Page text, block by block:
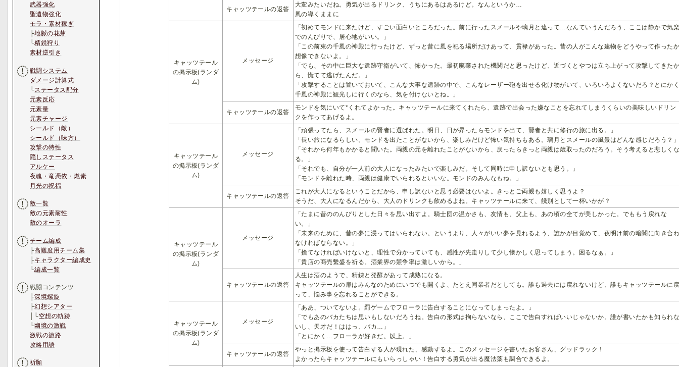
キャッツテールの返答
大変みたいだね。勇気が出るドリンク、うちにあるはあるけど。なんというか…
風の導くままに
キャッツテール
の掲示板(ランダ
ム)
メッセージ
「初めてモンドに来たけど、すごい面白いところだった。前に行ったスメールや璃月と違って…なんていうんだろう、ここは静かで気
でのんびりで、居心地がいい。」
「この前東の千風の神殿に行ったけど、ずっと昔に風を祀る場所だけあって、貫禄があった。昔の人がこんな建物をどうやって作った
想像できないよ。」
「でも、その中に巨大な遺跡守衛がいて、怖かった。最初廃棄された機関だと思ったけど、近づくとやつは立ち上がって攻撃してきた
ら、慌てて逃げたんだ。」
「攻撃することは置いておいて、こんな大事な遺跡の中で、こんなレーザー砲を出せる化け物がいて、いろいろよくないだろ？とにか
千風の神殿に観光しに行くのなら、気を付けないとね。」
キャッツテールの返答
モンドを気にいて*くれてよかった。キャッツテールに来てくれたら、遺跡で出会った嫌なことを忘れてしまうくらいの美味しいドリン
クを作ってあげるよ。
キャッツテール
の掲示板(ランダ
ム)
メッセージ
「頑張ってたら、スメールの賢者に選ばれた。明日、日が昇ったらモンドを出て、賢者と共に修行の旅に出る。」
「長い旅になるらしい。モンドを出たことがないから、楽しみだけど怖い気持ちもある。璃月とスメールの風景はどんな感じだろう？
「それから何年もかかると聞いた。両親の元を離れたことがないから、戻ったらきっと両親は歳取ったのだろう。そう考えると悲しく
る。」
「それでも、自分が一人前の大人になったみたいで楽しみだ。そして同時に申し訳ないとも思う。」
「モンドを離れた時、両親は健康でいられるといいな。モンドのみんなもね。」
キャッツテールの返答
これが大人になるということだから、申し訳ないと思う必要はないよ。きっとご両親も嬉しく思うよ？
そうだ、大人になるんだから、大人のドリンクも飲めるよね。キャッツテールに来て、餞別として一杯いかが？
キャッツテール
の掲示板(ランダ
ム)
メッセージ
「たまに昔ののんびりとした日々を思い出すよ。騎士団の温かさも、友情も、父上も、あの頃の全てが美しかった。でももう戻れな
い。」
「未来のために、昔の夢に浸ってはいられない。というより、人々がいい夢を見れるよう、誰かが目覚めて、夜明け前の暗闇に向き合
なければならない。」
「捨てなければいけないと、理性で分かっていても、感性が先走りして少し懐かしく思ってしまう。困るなぁ。」
「貴店の商売繫盛を祈る。酒業界の競争率は激しいから。」
キャッツテールの返答
人生は酒のようで、精錬と発酵があって成熟になる。
キャッツテールの扉はみんなのためにいつでも開くよ、たとえ同業者だとしても。誰も過去には戻れないけど、誰もキャッツテールに
って、悩み事を忘れることができる。
キャッツテール
の掲示板(ランダ
ム)
メッセージ
「ああ、ついてないよ。罰ゲームでフローラに告白することになってしまったよ。」
「でもあのバカたちは思いもしないだろうね。告白の形式は拘らないなら、ここで告白すればいいじゃないか。誰が書いたかも知られ
いし、天才だ！ははっ、バカ…」
「とにかく…フローラが好きだ。以上。」
キャッツテールの返答
やっと掲示板を使って告白する人が現れた、感動するよ。このメッセージを書いたお客さん、グッドラック！
よかったらキャッツテールにもいらっしゃい！告白する勇気が出る魔法薬も調合できるよ。
武器強化
聖遺物強化
モラ・素材稼ぎ
├地脈の花芽
└精鋭狩り
素材逆引き
戦闘システム
ダメージ計算式
└ステータス配分
元素反応
元素量
元素チャージ
シールド（敵）
シールド（味方）
攻撃の特性
隠しステータス
アルケー
夜魂・竜憑依・燃素
月光の祝福
敵一覧
敵の元素耐性
敵のオーラ
チーム編成
├高難度用チーム集
├キャラクター編成史
└編成一覧
戦闘コンテンツ
├深境螺旋
├幻想シアター
│└空想の軌跡
└幽境の激戦
激戦の旅路
攻略用語
祈願